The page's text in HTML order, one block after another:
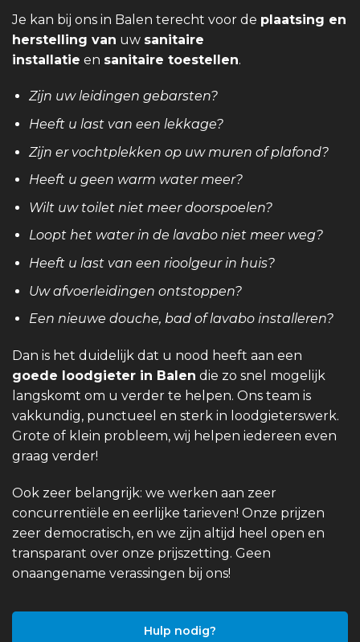
Je kan bij ons in Balen terecht voor de plaatsing en
herstelling van uw sanitaire
installatie en sanitaire toestellen.
Zijn uw leidingen gebarsten?
Heeft u last van een lekkage?
Zijn er vochtplekken op uw muren of plafond?
Heeft u geen warm water meer?
Wilt uw toilet niet meer doorspoelen?
Loopt het water in de lavabo niet meer weg?
Heeft u last van een rioolgeur in huis?
Uw afvoerleidingen ontstoppen?
Een nieuwe douche, bad of lavabo installeren?
Dan is het duidelijk dat u nood heeft aan een
goede loodgieter in Balen die zo snel mogelijk
langskomt om u verder te helpen. Ons team is
vakkundig, punctueel en sterk in loodgieterswerk.
Grote of klein probleem, wij helpen iedereen even
graag verder!
Ook zeer belangrijk: we werken aan zeer
concurrentiële en eerlijke tarieven! Onze prijzen
zeer democratisch, en we zijn altijd heel open en
transparant over onze prijszetting. Geen
onaangename verassingen bij ons!
Hulp nodig?